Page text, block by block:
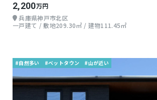
2,200万円
兵庫県神戸市北区
一戸建て / 敷地209.30㎡ / 建物111.45㎡
#自然多い #ベットタウン #山が近い